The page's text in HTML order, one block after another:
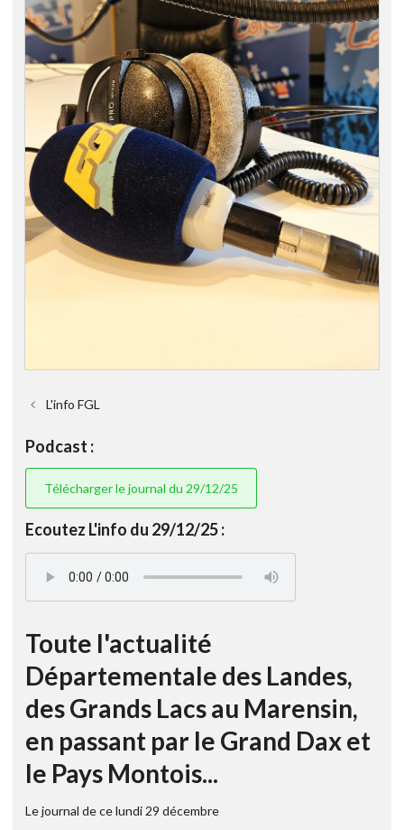
L'info FGL
Podcast :
Télécharger le journal du 29/12/25
Ecoutez L'info du 29/12/25 :
Toute l'actualité
Départementale des Landes,
des Grands Lacs au Marensin,
en passant par le Grand Dax et
le Pays Montois...
Le journal de ce lundi 29 décembre